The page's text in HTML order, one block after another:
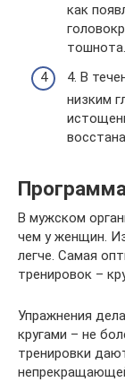
как
тошнота.
4. В
низким
В мужском
чем у женщин.
легче. Самая
тренировок –
Упражнения
кругами – не
тренировки